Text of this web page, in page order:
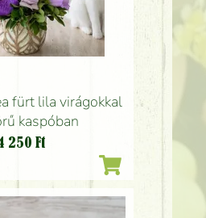
fürt lila virágokkal
kaspóban
250 Ft